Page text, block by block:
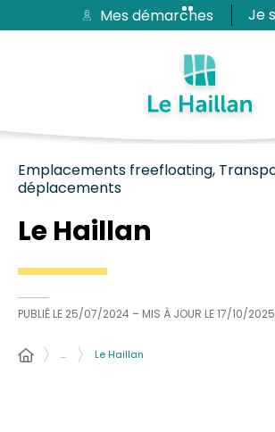
Aide et accessibilité
Passer au menu
Passer au contenuMes démarches Je
Emplacements freefloating,
déplacements
Le Haillan
PUBLIÉ LE 25/07/2024 – MIS À JOUR LE17/10/2025
… Le Haillan